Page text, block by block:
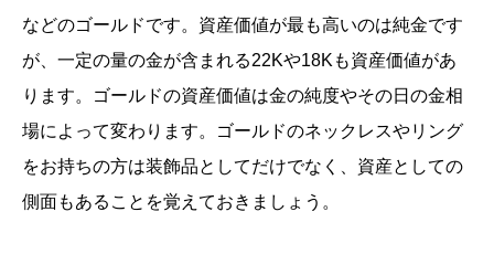
などのゴールドです。資産価値が最も高いのは純金です
が、一定の量の金が含まれる22Kや18Kも資産価値があ
ります。ゴールドの資産価値は金の純度やその日の金相
場によって変わります。ゴールドのネックレスやリング
をお持ちの方は装飾品としてだけでなく、資産としての
側面もあることを覚えておきましょう。